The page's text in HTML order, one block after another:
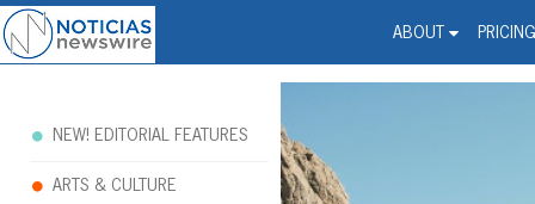
ABOUT PRICING
Noticias Newswire -
NEW! EDITORIAL FEATURES
ARTS & CULTURE